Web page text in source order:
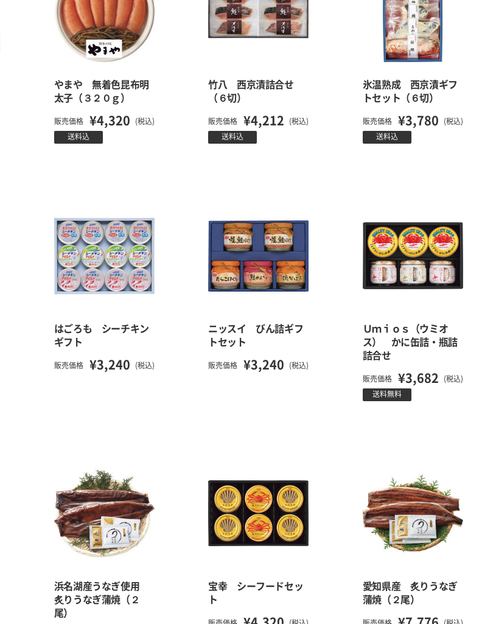
やまや 無着色昆布明
太子（３２０ｇ）
販売価格 ¥4,320 (税込)
送料込
竹八 西京漬詰合せ
（６切）
販売価格 ¥4,212 (税込)
送料込
氷温熟成 西京漬ギフ
トセット（６切）
販売価格 ¥3,780 (税込)
送料込
はごろも シーチキン
ギフト
販売価格 ¥3,240 (税込)
ニッスイ びん詰ギフ
トセット
販売価格 ¥3,240 (税込)
Ｕｍｉｏｓ（ウミオ
ス） かに缶詰・瓶詰
詰合せ
販売価格 ¥3,682 (税込)
送料無料
浜名湖産うなぎ使用
炙りうなぎ蒲焼（２
尾）
宝幸 シーフードセッ
ト
愛知県産 炙りうなぎ
蒲焼（２尾）